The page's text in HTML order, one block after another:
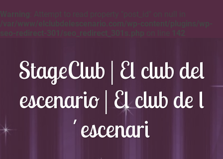
Warning : Attempt to read property "post_id" on null in
/var/www/elclubdelescenario.com/wp-content/plugins/wp-
seo-redirect-301/seo_redirect_301s.php on line 142
StageClub | El club del
escenario | El club de l
´escenari